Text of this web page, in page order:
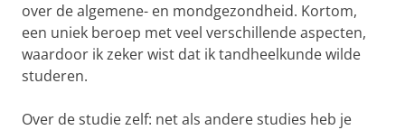
over de algemene- en mondgezondheid. Kortom,
een uniek beroep met veel verschillende aspecten,
waardoor ik zeker wist dat ik tandheelkunde wilde
studeren.
Over de studie zelf: net als andere studies heb je